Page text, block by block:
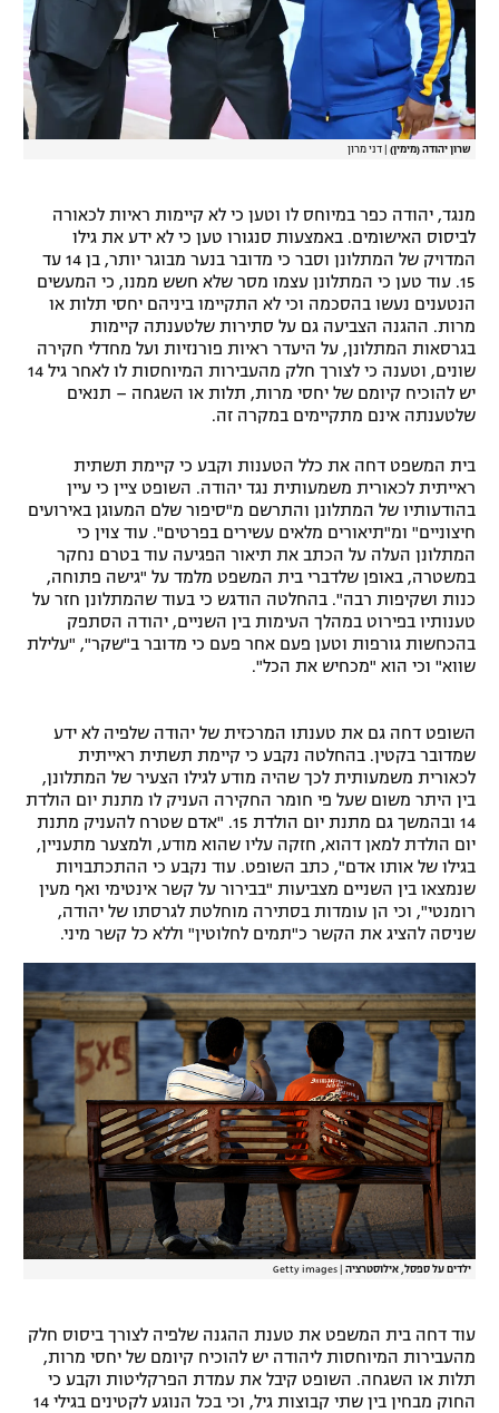
שרון יהודה (מימין) דני מרון
מנגד, יהודה כפר במיוחס לו וטען כי לא קיימות ראיות לכאורה
לביסוס האישומים. באמצעות סנגורו טען כי לא ידע את גילו
המדויק של המתלונן וסבר כי מדובר בנער מבוגר יותר, בן 14 עד
15. עוד טען כי המתלונן עצמו מסר שלא חשש ממנו, כי המעשים
הנטענים נעשו בהסכמה וכי לא התקיימו ביניהם יחסי תלות או
מרות. ההגנה הצביעה גם על סתירות שלטענתה קיימות
בגרסאות המתלונן, על היעדר ראיות פורנזיות ועל מחדלי חקירה
שונים, וטענה כי לצורך חלק מהעבירות המיוחסות לו לאחר גיל 14
יש להוכיח קיומם של יחסי מרות, תלות או השגחה – תנאים
שלטענתה אינם מתקיימים במקרה זה.
בית המשפט דחה את כלל הטענות וקבע כי קיימת תשתית
ראייתית לכאורית משמעותית נגד יהודה. השופט ציין כי עיין
בהודעותיו של המתלונן והתרשם מ"סיפור שלם המעוגן באירועים
חיצוניים" ומ"תיאורים מלאים עשירים בפרטים". עוד צוין כי
המתלונן העלה על הכתב את תיאור הפגיעה עוד בטרם נחקר
במשטרה, באופן שלדברי בית המשפט מלמד על "גישה פתוחה,
כנות ושקיפות רבה". בהחלטה הודגש כי בעוד שהמתלונן חזר על
טענותיו בפירוט במהלך העימות בין השניים, יהודה הסתפק
בהכחשות גורפות וטען פעם אחר פעם כי מדובר ב"שקר", "עלילת
שווא" וכי הוא "מכחיש את הכל".
השופט דחה גם את טענתו המרכזית של יהודה שלפיה לא ידע
שמדובר בקטין. בהחלטה נקבע כי קיימת תשתית ראייתית
לכאורית משמעותית לכך שהיה מודע לגילו הצעיר של המתלונן,
בין היתר משום שעל פי חומר החקירה העניק לו מתנת יום הולדת
14 ובהמשך גם מתנת יום הולדת 15. "אדם שטרח להעניק מתנת
יום הולדת למאן דהוא, חזקה עליו שהוא מודע, ולמצער מתעניין,
בגילו של אותו אדם", כתב השופט. עוד נקבע כי ההתכתבויות
שנמצאו בין השניים מצביעות "בבירור על קשר אינטימי ואף מעין
רומנטי", וכי הן עומדות בסתירה מוחלטת לגרסתו של יהודה,
שניסה להציג את הקשר כ"תמים לחלוטין" וללא כל קשר מיני.
ילדים על ספסל, אילוסטרציה Getty images
עוד דחה בית המשפט את טענת ההגנה שלפיה לצורך ביסוס חלק
מהעבירות המיוחסות ליהודה יש להוכיח קיומם של יחסי מרות,
תלות או השגחה. השופט קיבל את עמדת הפרקליטות וקבע כי
החוק מבחין בין שתי קבוצות גיל, וכי בכל הנוגע לקטינים בגילי 14